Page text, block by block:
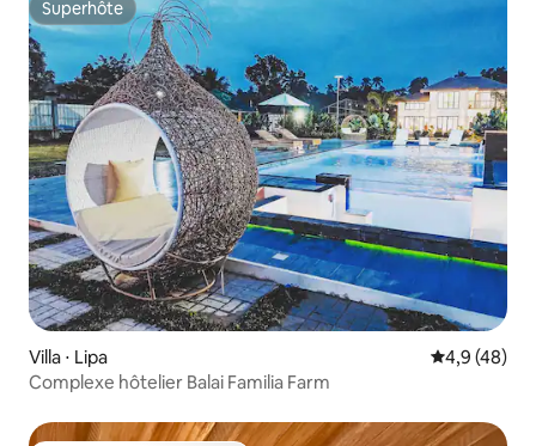
Superhôte
Superhôte
Villa ⋅ Lipa Évaluation
4,9 (48)
Complexe hôtelier Balai Familia Farm